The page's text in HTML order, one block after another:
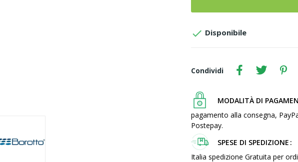
 Disponibile
Condividi
MODALITÀ DI
pagamento alla consegna,
Postepay.
SPESE DI SPEDIZIONE
Italia spedizione Gratuita per